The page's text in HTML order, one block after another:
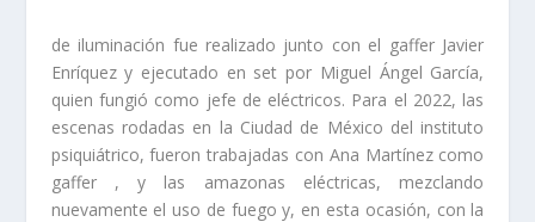
de iluminación fue realizado junto con el gaffer Javier
Enríquez y ejecutado en set por Miguel Ángel García,
quien fungió como jefe de eléctricos. Para el 2022, las
escenas rodadas en la Ciudad de México del instituto
psiquiátrico, fueron trabajadas con Ana Martínez como
gaffer , y las amazonas eléctricas, mezclando
nuevamente el uso de fuego y, en esta ocasión, con la